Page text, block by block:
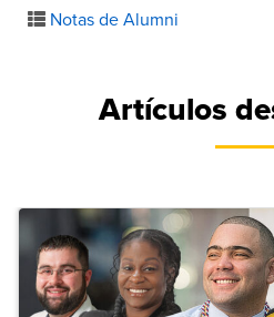
Notas de Alumni
Artículos